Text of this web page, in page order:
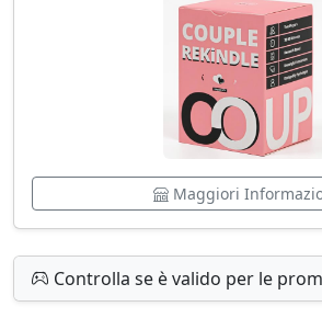
Maggiori
Controlla se è valido per le